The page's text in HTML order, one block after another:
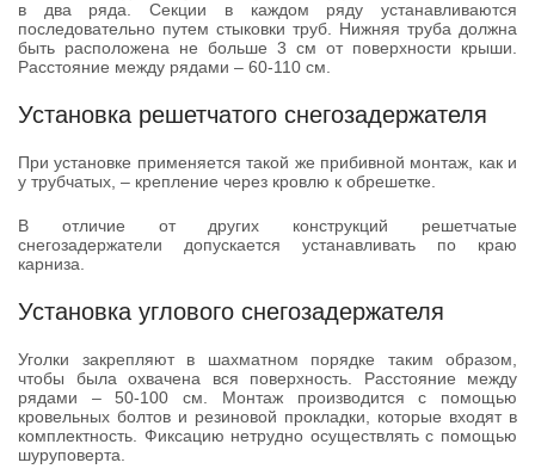
в два ряда. Секции в каждом ряду устанавливаются
последовательно путем стыковки труб. Нижняя труба должна
быть расположена не больше 3 см от поверхности крыши.
Расстояние между рядами – 60-110 см.
Установка решетчатого снегозадержателя
При установке применяется такой же прибивной монтаж, как и
у трубчатых, – крепление через кровлю к обрешетке.
В отличие от других конструкций решетчатые
снегозадержатели допускается устанавливать по краю
карниза.
Установка углового снегозадержателя
Уголки закрепляют в шахматном порядке таким образом,
чтобы была охвачена вся поверхность. Расстояние между
рядами – 50-100 см. Монтаж производится с помощью
кровельных болтов и резиновой прокладки, которые входят в
комплектность. Фиксацию нетрудно осуществлять с помощью
шуруповерта.